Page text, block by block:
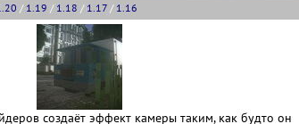
/ 1.19 / 1.18 / 1.17 / 1.16
создаёт эффект камеры таким, как будто он